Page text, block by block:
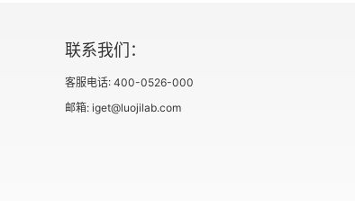
联系我们：
客服电话: 400-0526-000
邮箱: iget@luojilab.com